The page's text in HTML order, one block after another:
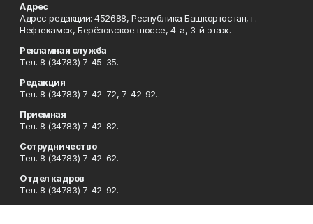
Адрес
Адрес редакции: 452688, Республика Башкортостан, г.
Нефтекамск, Берёзовское шоссе, 4-а, 3-й этаж.
Рекламная служба
Тел. 8 (34783) 7-45-35.
Редакция
Тел. 8 (34783) 7-42-72, 7-42-92..
Приемная
Тел. 8 (34783) 7-42-82.
Сотрудничество
Тел. 8 (34783) 7-42-62.
Отдел кадров
Тел. 8 (34783) 7-42-92.